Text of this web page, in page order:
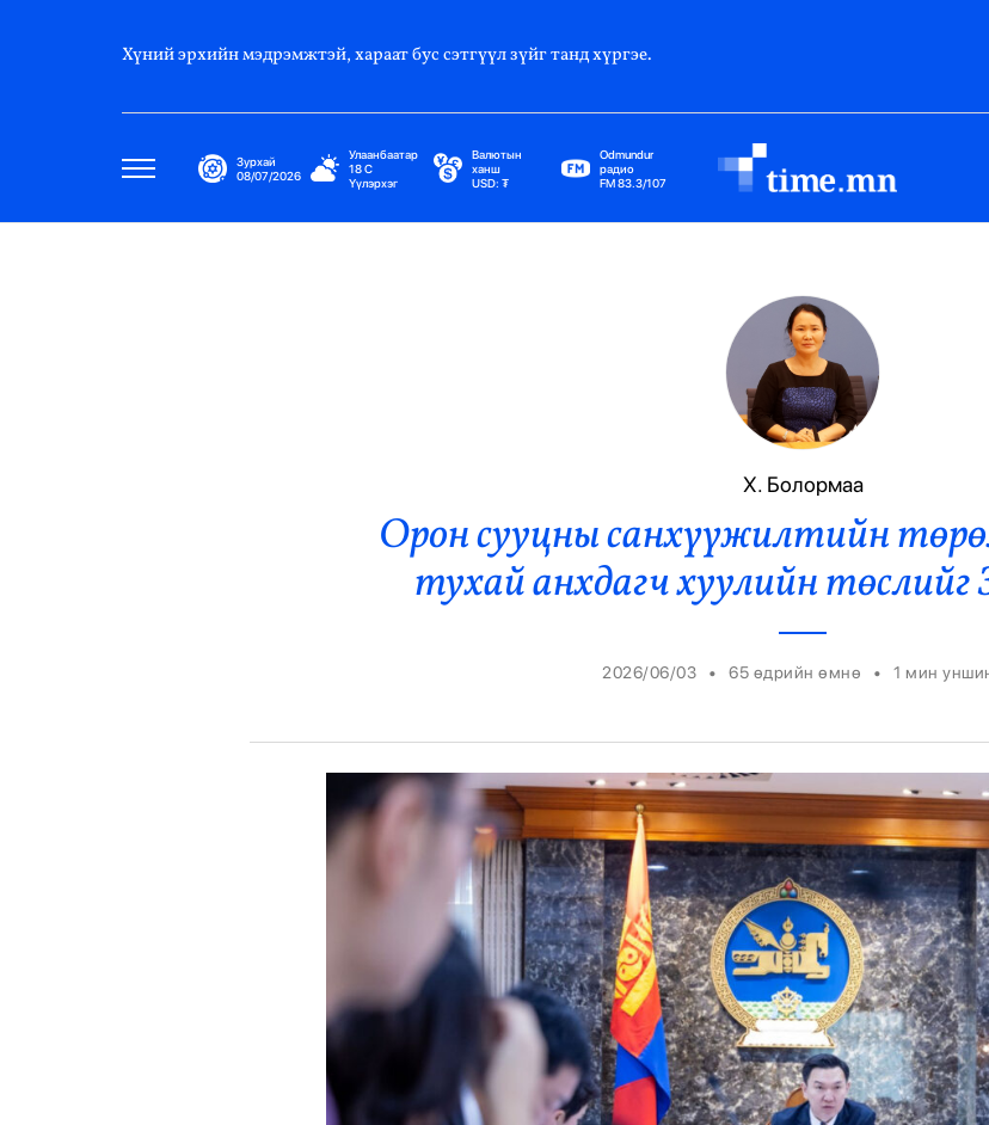
Хүний эрхийн мэдрэмжтэй, хараат бус сэтгүүл зүйг танд хүргэе.
Зурхай
08/07/2026
Улаанбаатар
18C
Үүлэрхэг
Валютын
ханш
USD:₮
Odmundur
радио
FM 83.3/107
Энтертайнмент
Эрэн Сурвалжилга
Гадаад Харилцаа
Элчин Сайд
Парламент
Засгийн Газар
Ерөнхийлөгч
Х. Болормаа
Орон сууцны санхүүжилтийн
тухай анхдагч хуулийн төслийг
2026/06/03 • 65 өдрийн өмнө • 1 мин